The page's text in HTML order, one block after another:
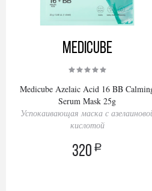
Medicube
Medicube Azelaic Acid 16 BB
Serum Mask 25g
Успокаивающая маска с
кислотой
320 a